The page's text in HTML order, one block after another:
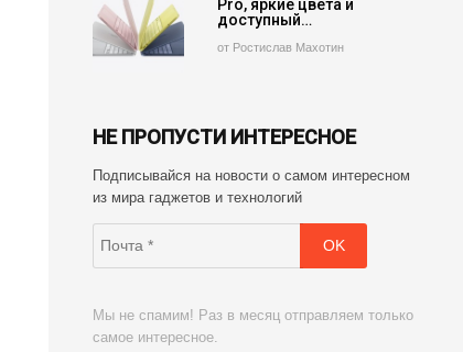
Pro, яркие цвета и
доступный…
от Ростислав Махотин
НЕ ПРОПУСТИ ИНТЕРЕСНОЕ
Подписывайся на новости о самом интересном
из мира гаджетов и технологий
Мы не спамим! Раз в месяц отправляем только
самое интересное.